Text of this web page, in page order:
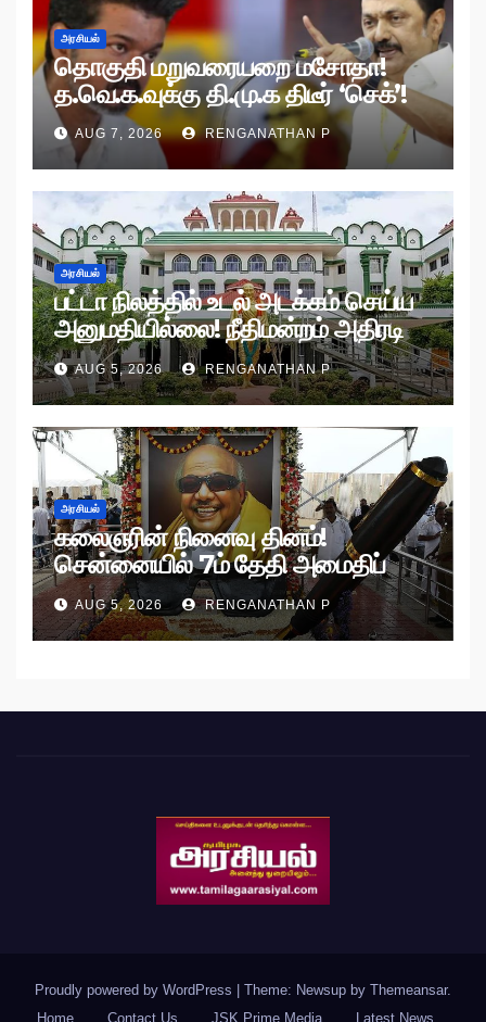
அரசியல்
தொகுதி மறுவரையறை மசோதா!
த.வெ.க.வுக்கு தி.மு.க திடீர் ‘செக்’!
AUG 7, 2026 RENGANATHAN P
அரசியல்
பட்டா நிலத்தில் உடல் அடக்கம் செய்ய
அனுமதியில்லை! நீதிமன்றம் அதிரடி
உத்தரவு!
AUG 5, 2026 RENGANATHAN P
அரசியல்
கலைஞரின் நினைவு தினம்!
சென்னையில் 7ம் தேதி அமைதிப்
பேரணி!
AUG 5, 2026 RENGANATHAN P
Proudly powered by WordPress Theme: Newsup by Themeansar.
Home
Contact Us JSK Prime Media Latest News